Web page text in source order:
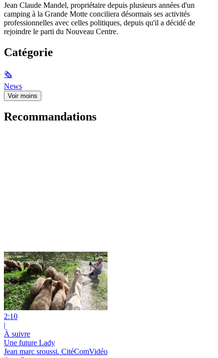
Jean Claude Mandel, propriétaire depuis plusieurs années d'un
camping à la Grande Motte conciliera désormais ses activités
professionnelles avec celles politiques, depuis qu'il a décidé de
rejoindre le parti du Nouveau Centre.
Catégorie
🗞
News
Voir moins
Recommandations
2:10
|
À suivre
Une future Lady
Jean marc sroussi. CitéComVidéo